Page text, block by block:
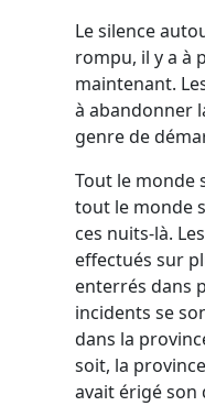
Le silence
rompu, il y a à
maintenant.
à abandonner
genre de
Tout le monde
tout le monde
ces nuits-là.
effectués sur
enterrés dans
incidents se
dans la
soit, la
avait érigé son